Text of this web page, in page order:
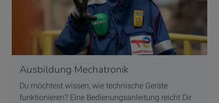
Ausbildung Mechatronik
Du möchtest wissen, wie technische Geräte
funktionieren? Eine Bedienungsanleitung reicht Dir